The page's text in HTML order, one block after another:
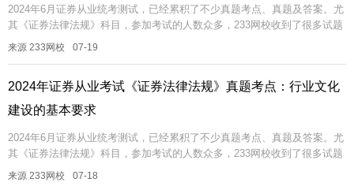
2024年6月证券从业统考测试，已经累积了不少真题考点、真题及答案。尤
其《证券法律法规》科目，参加考试的人数众多，233网校收到了很多试题
反馈，考过的真题可能再考，即便不考一模一样的，也可能考相同的考...
来源 233网校 07-19
2024年证券从业考试《证券法律法规》真题考点：行业文化
建设的基本要求
2024年6月证券从业统考测试，已经累积了不少真题考点、真题及答案。尤
其《证券法律法规》科目，参加考试的人数众多，233网校收到了很多试题
反馈，考过的真题可能再考，即便不考一模一样的，也可能考相同的考...
来源 233网校 07-18